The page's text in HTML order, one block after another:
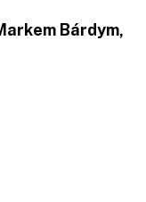
Bárdym,